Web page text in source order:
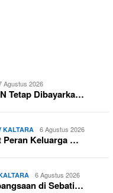
Agustus 2026
Tetap Dibayarka…
KALTARA 6 Agustus 2026
Peran Keluarga …
6 Agustus 2026
di Sebati…